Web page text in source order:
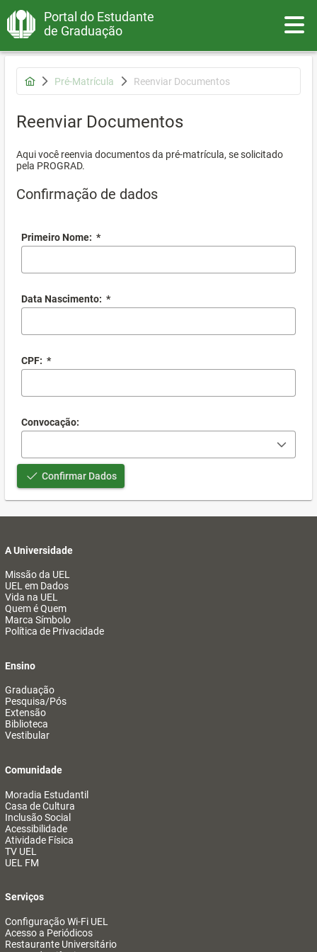
Portal do Estudante
de Graduação
Pré-Matrícula Reenviar Documentos
Reenviar Documentos
Aqui você reenvia documentos da pré-matrícula, se solicitado
pela PROGRAD.
Confirmação de dados
Primeiro Nome: *
Data Nascimento: *
CPF: *
Convocação:
Confirmar Dados
A Universidade
Missão da UEL
UEL em Dados
Vida na UEL
Quem é Quem
Marca Símbolo
Política de Privacidade
Ensino
Graduação
Pesquisa/Pós
Extensão
Biblioteca
Vestibular
Comunidade
Moradia Estudantil
Casa de Cultura
Inclusão Social
Acessibilidade
Atividade Física
TV UEL
UEL FM
Serviços
Configuração Wi-Fi UEL
Acesso a Periódicos
Restaurante Universitário